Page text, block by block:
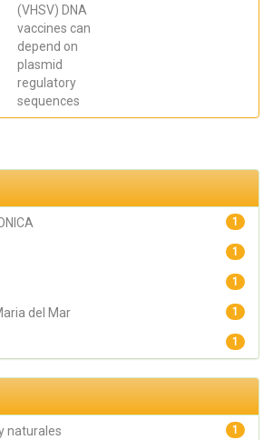
(VHSV) DNA
vaccines can
depend on
plasmid
regulatory
sequences
1
1
1
1
del Mar
1
1
naturales